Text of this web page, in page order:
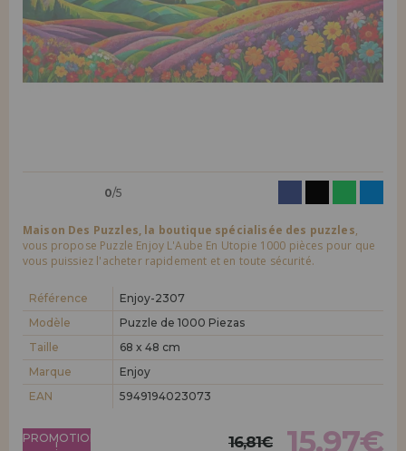
LIQUIDATIONS
INFORMATION
Je veux m'enregistrer en tant que
nouveau client
En créant un compte sur maisondespuzzles.fr, vous pouvez faire vos
nouveau distributeur
Vous êtes un professionnel ou une entreprise ? Vous souhaitez
que distributeur et découvrez nos conditions de vente avec des
0/5
Maison Des Puzzles, la boutique spécialisée des puzzles,
vous propose Puzzle Enjoy L'Aube En Utopie 1000 pièces pour que
vous puissiez l'acheter rapidement et en toute sécurité.
Référence
Enjoy-2307
Modèle
Puzzle de 1000 Piezas
Taille
68 x 48 cm
Marque
Enjoy
EAN
5949194023073
PROMOTION
! 16,81€ 15,97€